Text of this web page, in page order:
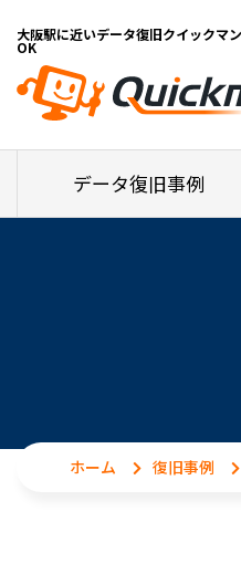
大阪駅に近いデータ復旧クイック
OK
データ復旧事例
ホーム 復旧事例